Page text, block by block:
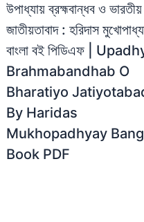
উপাধ্যায় ব্রহ্মবান্ধব ও ভারতীয়
জাতীয়তাবাদ : হরিদাস
বাংলা বই পিডিএফ |
Brahmabandhab O
Bharatiyo
By Haridas
Mukhopadhyay
Book PDF